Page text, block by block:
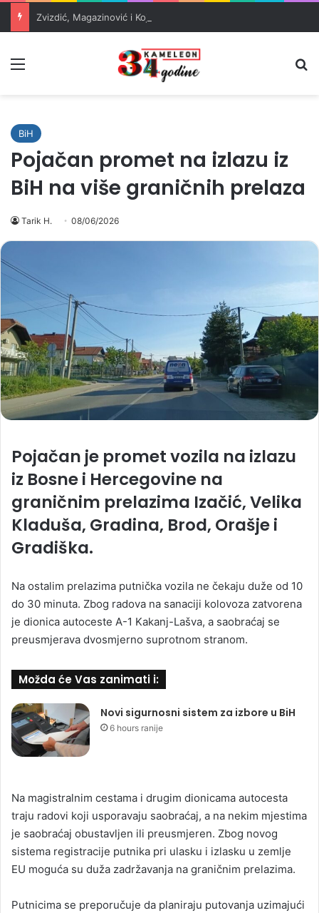
BiH
Pojačan promet na izlazu iz
BiH na više graničnih prelaza
Tarik H. 08/06/2026
Pojačan je promet vozila na izlazu
iz Bosne i Hercegovine na
graničnim prelazima Izačić, Velika
Kladuša, Gradina, Brod, Orašje i
Gradiška.
Na ostalim prelazima putnička vozila ne čekaju duže od 10
do 30 minuta. Zbog radova na sanaciji kolovoza zatvorena
je dionica autoceste A-1 Kakanj-Lašva, a saobraćaj se
preusmjerava dvosmjerno suprotnom stranom.
Možda će Vas zanimati i:
Novi sigurnosni sistem za izbore u BiH
6 hours ranije
Na magistralnim cestama i drugim dionicama autocesta
traju radovi koji usporavaju saobraćaj, a na nekim mjestima
je saobraćaj obustavljen ili preusmjeren. Zbog novog
sistema registracije putnika pri ulasku i izlasku u zemlje
EU moguća su duža zadržavanja na graničnim prelazima.
Putnicima se preporučuje da planiraju putovanja uzimajući